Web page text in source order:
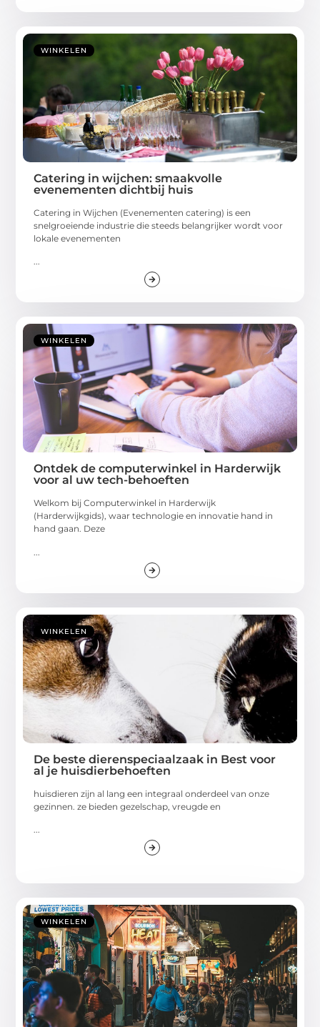
WINKELEN
Catering in wijchen: smaakvolle
evenementen dichtbij huis
Catering in Wijchen (Evenementen catering) is een
snelgroeiende industrie die steeds belangrijker wordt voor
lokale evenementen
...
WINKELEN
Ontdek de computerwinkel in Harderwijk
voor al uw tech-behoeften
Welkom bij Computerwinkel in Harderwijk
(Harderwijkgids), waar technologie en innovatie hand in
hand gaan. Deze
WINKELEN
De beste dierenspeciaalzaak in Best voor
al je huisdierbehoeften
huisdieren zijn al lang een integraal onderdeel van onze
gezinnen. ze bieden gezelschap, vreugde en
...
WINKELEN